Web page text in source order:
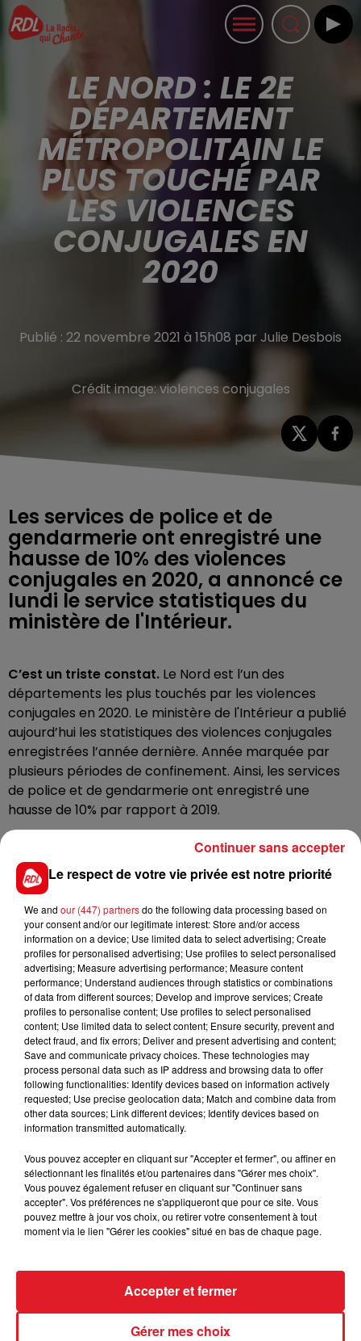
LE NORD : LE 2E
DÉPARTEMENT
MÉTROPOLITAIN LE
PLUS TOUCHÉ PAR
LES VIOLENCES
CONJUGALES EN
2020
Publié : 22 novembre 2021 à 15h08 par Julie Desbois
Crédit image:violences conjugales
Les services de police et de
gendarmerie ont enregistré une
hausse de 10% des violences
conjugales en 2020, a annoncé ce
lundi le service statistiques du
ministère de l'Intérieur.
C’est un triste constat. Le Nord est l’un des
départements les plus touchés par les violences
conjugales en 2020. Le ministère de l'Intérieur a publié
aujourd’hui les statistiques des violences conjugales
enregistrées l’année dernière. Année marquée par
plusieurs périodes de confinement. Ainsi, les services
de police et de gendarmerie ont enregistré une
hausse de 10% par rapport à 2019.
Le Nord est le 2
e
compte le plus de femmes victimes au sein des
couples, derrière la Seine-Saint-Denis, avec 6,6
femmes victimes pour 1.000 habitants. En 2020, le
Nord était aussi le département ou l’on a recensé le
plus de femmes tuées par leur conjoint ou ex conjoint,
avec 7 victimes, au total.
La journée de lutte contre les violences faites aux
femmes à lieu jeudi 25 novembre.
FIL D'ACTUS
VOLONTAIRE EN COURS, APRÈS LA...
Selon les premiers éléments, le logement servait
à des prostituées
Le respect de votre vie privée est notre priorité
We and our (447) partnersdo the following data processing based on
your consent and/or our legitimate interest: Store and/or access
information on a device; Use limited data to select advertising; Create
profiles for personalised advertising; Use profiles to select personalised
advertising; Measure advertising performance; Measure content
performance; Understand audiences through statistics or combinations
of data from different sources; Develop and improve services; Create
profiles to personalise content; Use profiles to select personalised
content; Use limited data to select content; Ensure security, prevent and
detect fraud, and fix errors; Deliver and present advertising and content;
Save and communicate privacy choices. These technologies may
process personal data such as IP address and browsing data to offer
following functionalities: Identify devices based on information actively
requested; Use precise geolocation data; Match and combine data from
other data sources; Link different devices; Identify devices based on
information transmitted automatically.
Vous pouvez accepter en cliquant sur "Accepter et fermer", ou affiner en
sélectionnant les finalités et/ou partenaires dans "Gérer mes choix".
Vous pouvez également refuser en cliquant sur "Continuer sans
accepter". Vos préférences ne s'appliqueront que pour ce site. Vous
pouvez mettre à jour vos choix, ou retirer votre consentement à tout
moment via le lien "Gérer les cookies" situé en bas de chaque page.
Gérer mes choix
Accepter et fermer
Continuer sans accepter